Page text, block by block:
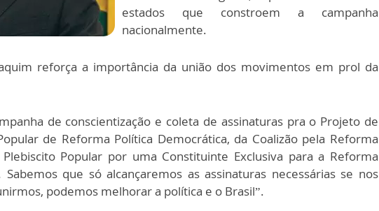
estados que constroem a campanha
nacionalmente.
reforça a importância da união dos movimentos em prol da
de conscientização e coleta de assinaturas pra o Projeto de
de Reforma Política Democrática, da Coalizão pela Reforma
Popular por uma Constituinte Exclusiva para a Reforma
Sabemos que só alcançaremos as assinaturas necessárias se nos
podemos melhorar a política e o Brasil”.